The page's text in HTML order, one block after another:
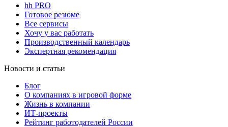
hh PRO
Готовое резюме
Все сервисы
Хочу у вас работать
Производственный календарь
Экспертная рекомендация
Новости и статьи
Блог
О компаниях в игровой форме
Жизнь в компании
ИТ-проекты
Рейтинг работодателей России